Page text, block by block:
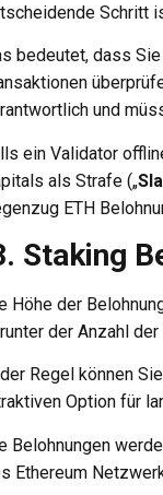
Schritt
bedeutet, dass
und
ein Validator
als Strafe („
ETH
Staking
Höhe der
der Anzahl
der Regel können
Option für
Belohnungen
Ethereum